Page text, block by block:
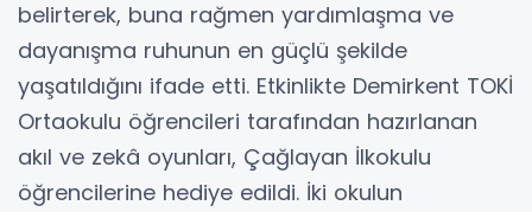
belirterek, buna rağmen yardımlaşma ve
dayanışma ruhunun en güçlü şekilde
yaşatıldığını ifade etti. Etkinlikte Demirkent TOKİ
Ortaokulu öğrencileri tarafından hazırlanan
akıl ve zekâ oyunları, Çağlayan İlkokulu
öğrencilerine hediye edildi. İki okulun